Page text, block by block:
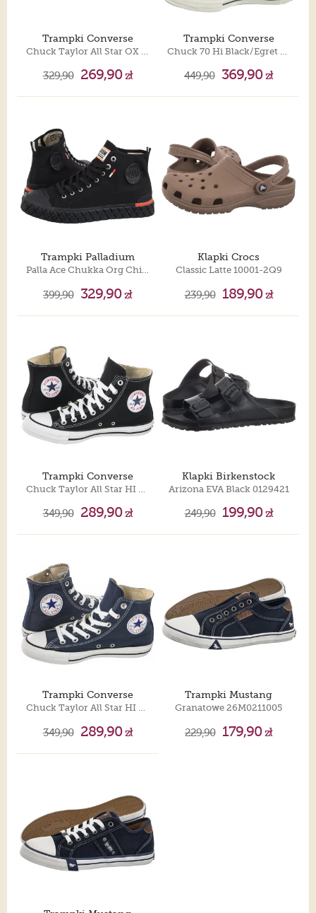
Trampki Converse
329,90 269,90zł
Trampki Converse
449,90 369,90zł
Trampki Palladium
Palla Ace Chukka Org Chilli Pepper 79142-001-M
399,90 329,90zł
Klapki Crocs
Classic Latte 10001-2Q9
239,90 189,90zł
Trampki Converse
349,90 289,90zł
Klapki Birkenstock
Arizona EVA Black 0129421
249,90 199,90zł
Trampki Converse
Chuck Taylor All Star HI M9622
349,90 289,90zł
Trampki Mustang
Granatowe 26M0211005
229,90 179,90zł